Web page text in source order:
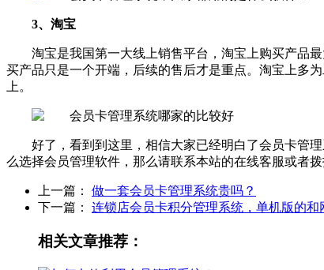
3、淘宝
淘宝是我国第一大线上销售平台，淘宝上购买产品
买产品只是一个开端，后续的售后才是重点。淘宝上多
上。
好了，看到到这里，相信大家已经明白了会员卡管
么选择会员管理软件，那么请联系本站的在线客服或者
上一篇： 做一套会员卡管理系统贵吗？
下一篇： 连锁店会员卡积分管理系统，单机版的和
相关文章推荐：